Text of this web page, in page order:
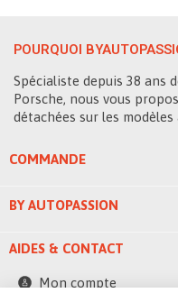
POURQUOI
Spécialiste depuis 38 ans
Porsche, nous vous
détachées sur les
COMMANDE
BY AUTOPASSION
AIDES & CONTACT
Mon compte